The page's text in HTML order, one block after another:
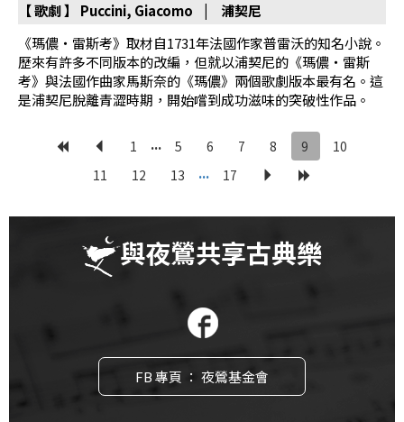
【 歌劇 】
Puccini, Giacomo | 浦契尼
《瑪儂・雷斯考》取材自1731年法國作家普雷沃的知名小說。
歷來有許多不同版本的改編，但就以浦契尼的《瑪儂・雷斯
考》與法國作曲家馬斯奈的《瑪儂》兩個歌劇版本最有名。這
是浦契尼脫離青澀時期，開始嚐到成功滋味的突破性作品。
1 ... 5 6 7 8 9
10
11
12 13 ... 17
與夜鶯共享古典樂
FB 專頁 ： 夜鶯基金會